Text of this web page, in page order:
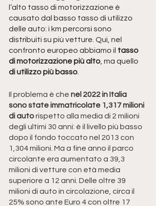
l’alto tasso di motorizzazione è
causato dal basso tasso di utilizzo
delle auto: i km percorsi sono
distribuiti su più vetture. Qui, nel
confronto europeo abbiamo il tasso
di motorizzazione più alto , ma quello
di utilizzo più basso
Il problema è che nel 2022 in Italia
sono state immatricolate 1,317 milioni
di auto rispetto alla media di 2 milioni
degli ultimi 30 anni: è il livello più basso
dopo il fondo toccato nel 2013 con
1,304 milioni. Ma a fine anno il parco
circolante era aumentato a 39,3
milioni di vetture con età media
superiore a 12 anni. Delle oltre 39
milioni di auto in circolazione, circa il
25% sono ante Euro 4 con oltre 17